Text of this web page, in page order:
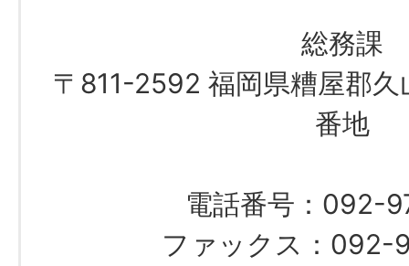
総務課
〒811-2592 福岡県糟屋郡
番地
電話番号：092-
ファックス：092-